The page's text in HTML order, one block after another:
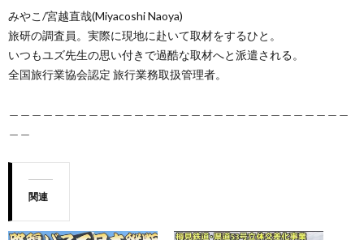
みやこ/宮越直哉(Miyacoshi Naoya)
旅研の調査員。実際に現地に赴いて取材をするひと。
いつもユズ先生の思い付きで過酷な取材へと派遣される。
全国旅行業協会認定 旅行業務取扱管理者。
関連